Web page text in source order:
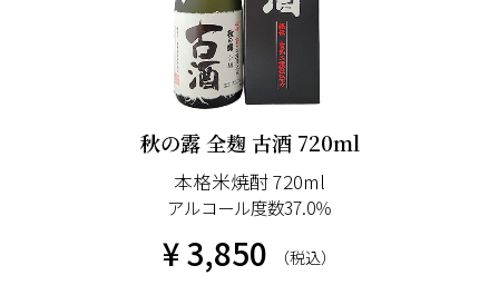
秋の露 全麹 古酒 720ml
本格米焼酎 720ml
アルコール度数37.0％
¥ 3,850
（税込）